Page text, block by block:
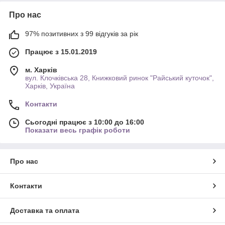
Про нас
97% позитивних з 99 відгуків за рік
Працює з 15.01.2019
м. Харків
вул. Клочківська 28, Книжковий ринок "Райський куточок",
Харків, Україна
Контакти
Сьогодні працює з 10:00 до 16:00
Показати весь графік роботи
Про нас
Контакти
Доставка та оплата